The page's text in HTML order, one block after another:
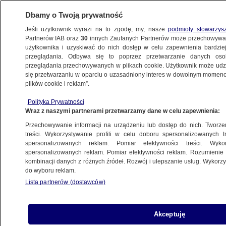
BIZNES
ZE ŚWIATA
farmaceutyczne i chemiczne
18.02.2015, 20:16
Udostępnij
Dbamy o Twoją prywatność
Jeśli użytkownik wyrazi na to zgodę, my, naszepodmioty
Partnerów IAB oraz30 innych Zaufanych Partnerów może
użytkownika i uzyskiwać do nich dostęp w celu zapewnienia
przeglądania. Odbywa się to poprzez przetwarzanie danych
przeglądania przechowywanych w plikach cookie. Użytkownik może
się przetwarzaniu w oparciu o uzasadniony interes w dowolnym
plików cookie i reklam”.
Polityka Prywatności
Wraz z naszymi partnerami przetwarzamy dane w celu zapewnienia:
Przechowywanie informacji na urządzeniu lub dostęp do nich.
treści. Wykorzystywanie profili w celu doboru spersonalizowanych
spersonalizowanych reklam. Pomiar efektywności treści.
spersonalizowanych reklam. Pomiar efektywności reklam.
kombinacji danych z różnych źródeł. Rozwój i ulepszanie usług.
do wyboru reklam.
Lista partnerów (dostawców)
Akceptuję